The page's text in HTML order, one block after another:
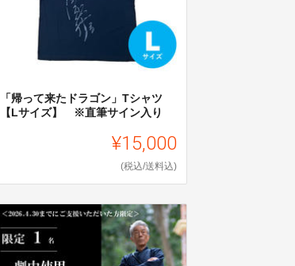
「帰って来たドラゴン」Tシャツ
【Lサイズ】 ※直筆サイン入り
¥15,000
(税込/送料込)